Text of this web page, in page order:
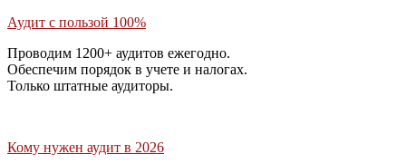
Аудит с пользой 100%
Проводим 1200+ аудитов ежегодно.
Обеспечим порядок в учете и налогах.
Только штатные аудиторы.
Кому нужен аудит в 2026